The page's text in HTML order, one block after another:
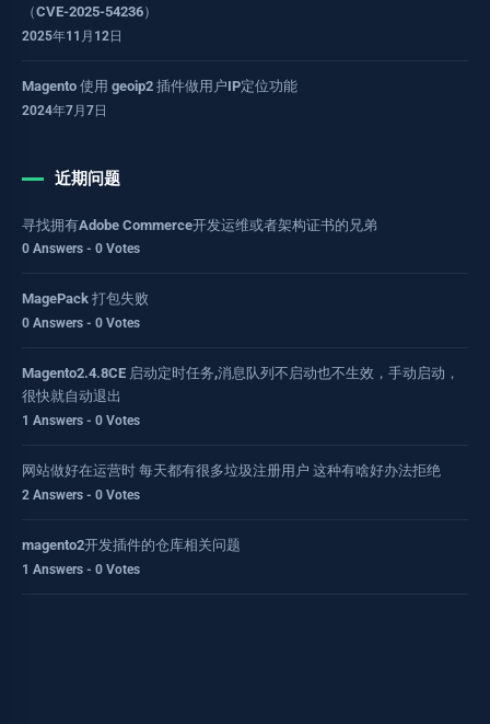
（CVE-2025-54236）
2025年11月12日
Magento 使用 geoip2 插件做用户IP定位功能
2024年7月7日
近期问题
寻找拥有Adobe Commerce开发运维或者架构证书的兄弟
0 Answers - 0 Votes
MagePack 打包失败
0 Answers - 0 Votes
Magento2.4.8CE 启动定时任务,消息队列不启动也不生效，手动启动，
很快就自动退出
1 Answers - 0 Votes
网站做好在运营时 每天都有很多垃圾注册用户 这种有啥好办法拒绝
2 Answers - 0 Votes
magento2开发插件的仓库相关问题
1 Answers - 0 Votes